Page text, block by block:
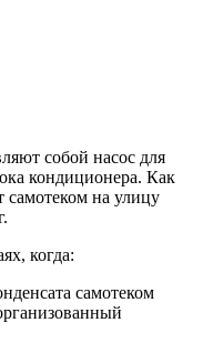
собой насос для
кондиционера. Как
самотеком на улицу
когда:
самотеком